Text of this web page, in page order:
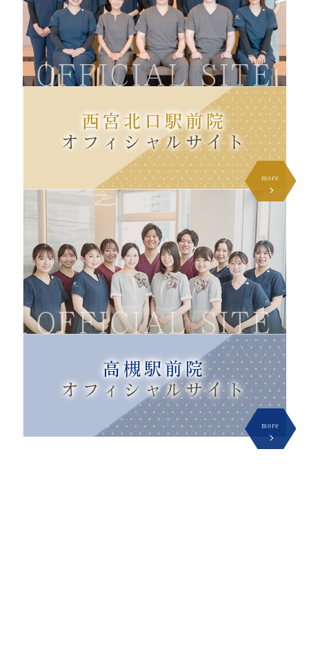
OFFICIAL SITE
西宮北口駅前院
オフィシャルサイト
more
OFFICIAL SITE
高槻駅前院
オフィシャルサイト
more